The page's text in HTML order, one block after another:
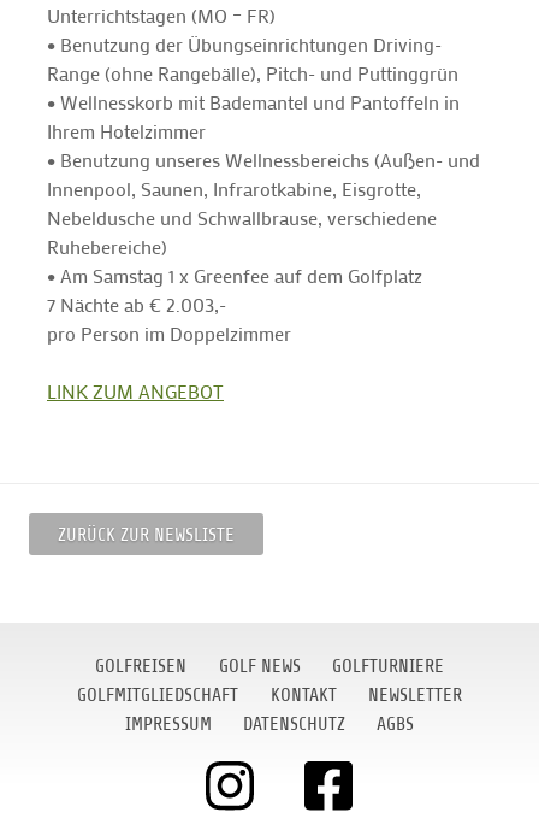
Unterrichtstagen (MO – FR)
• Benutzung der Übungseinrichtungen Driving-
Range (ohne Rangebälle), Pitch- und Puttinggrün
• Wellnesskorb mit Bademantel und Pantoffeln in
Ihrem Hotelzimmer
• Benutzung unseres Wellnessbereichs (Außen- und
Innenpool, Saunen, Infrarotkabine, Eisgrotte,
Nebeldusche und Schwallbrause, verschiedene
Ruhebereiche)
• Am Samstag 1 x Greenfee auf dem Golfplatz
7 Nächte ab € 2.003,-
pro Person im Doppelzimmer
LINK ZUM ANGEBOT
ZURÜCK ZUR NEWSLISTE
GOLFREISEN GOLF NEWS
GOLFTURNIERE
GOLFMITGLIEDSCHAFT
KONTAKT
NEWSLETTER
IMPRESSUM
DATENSCHUTZ AGBS